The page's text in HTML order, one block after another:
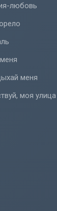
любовь
меня
моя улица